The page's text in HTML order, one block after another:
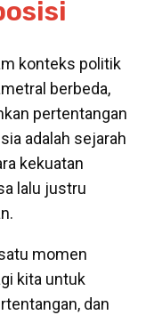
konteks politik
berbeda,
pertentangan
adalah sejarah
kekuatan
lalu justru
momen
kita untuk
dan